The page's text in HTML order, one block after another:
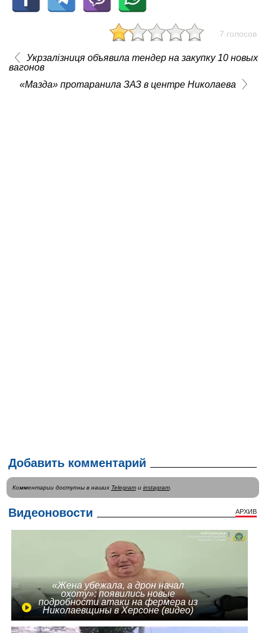
7 голосов
Укрзалізниця объявила тендер на закупку 10 новых
вагонов
«Мазда» протаранила ЗАЗ в центре Николаева
Добавить комментарий
Комментарии доступны в наших Telegramи instagram.
Видеоновости АРХИВ
«Жена убежала, а дрон начал
охоту»: появились новые
подробности атаки на фермера из
Николаевщины в Херсоне (видео)